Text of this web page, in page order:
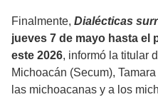
Finalmente, Dialécticas
jueves 7 de mayo hasta el
este 2026, informó la titular
Michoacán (Secum),
las michoacanas y a los